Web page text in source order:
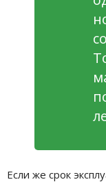
Если же срок